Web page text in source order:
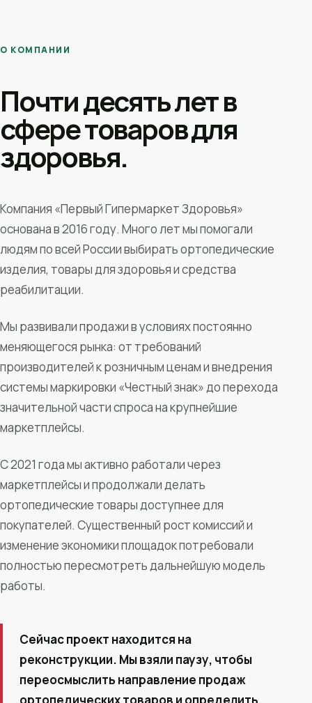
О КОМПАНИИ
Почти десять лет в
сфере товаров для
здоровья.
Компания «Первый Гипермаркет Здоровья»
основана в 2016 году. Много лет мы помогали
людям по всей России выбирать ортопедические
изделия, товары для здоровья и средства
реабилитации.
Мы развивали продажи в условиях постоянно
меняющегося рынка: от требований
производителей к розничным ценам и внедрения
системы маркировки «Честный знак» до перехода
значительной части спроса на крупнейшие
маркетплейсы.
С 2021 года мы активно работали через
маркетплейсы и продолжали делать
ортопедические товары доступнее для
покупателей. Существенный рост комиссий и
изменение экономики площадок потребовали
полностью пересмотреть дальнейшую модель
работы.
Сейчас проект находится на
реконструкции. Мы взяли паузу, чтобы
переосмыслить направление продаж